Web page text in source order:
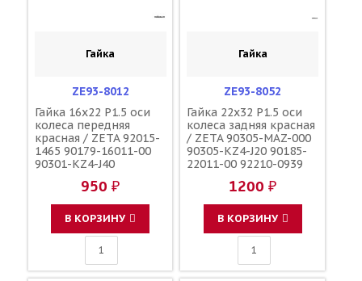
Гайка
ZE93-8012
Гайка 16x22 P1.5 оси
колеса передняя
красная / ZETA 92015-
1465 90179-16011-00
90301-KZ4-J40
950 ₽
В КОРЗИНУ
Гайка
ZE93-8052
Гайка 22x32 P1.5 оси
колеса задняя красная
/ ZETA 90305-MAZ-000
90305-KZ4-J20 90185-
22011-00 92210-0939
1200 ₽
В КОРЗИНУ